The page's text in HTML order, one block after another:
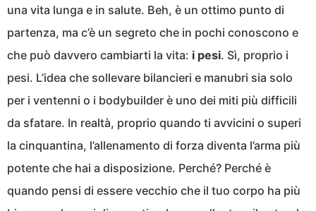
una vita lunga e in salute. Beh, è un ottimo punto di
partenza, ma c’è un segreto che in pochi conoscono e
che può davvero cambiarti la vita: i pesi. Sì, proprio i
pesi. L’idea che sollevare bilancieri e manubri sia solo
per i ventenni o i bodybuilder è uno dei miti più difficili
da sfatare. In realtà, proprio quando ti avvicini o superi
la cinquantina, l’allenamento di forza diventa l’arma più
potente che hai a disposizione. Perché? Perché è
quando pensi di essere vecchio che il tuo corpo ha più